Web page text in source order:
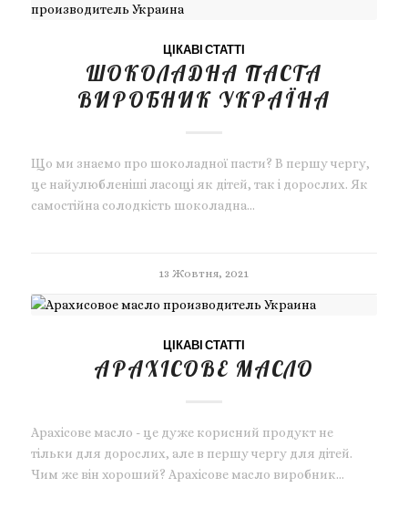
ЦІКАВІ СТАТТІ
ШОКОЛАДНА ПАСТА
ВИРОБНИК УКРАЇНА
Що ми знаємо про шоколадної пасти? В першу чергу,
це найулюбленіші ласощі як дітей, так і дорослих. Як
самостійна солодкість шоколадна…
13 Жовтня, 2021
ЦІКАВІ СТАТТІ
АРАХІСОВЕ МАСЛО
Арахісове масло - це дуже корисний продукт не
тільки для дорослих, але в першу чергу для дітей.
Чим же він хороший? Арахісове масло виробник…